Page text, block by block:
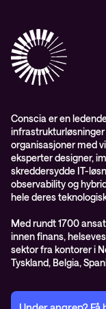
Conscia Education
Conscia er en
organisasjoner med
eksperter designer,
skreddersydde IT-
observability og
hele deres
Med rundt 1700
innen finans,
sektor fra kontorer i
Tyskland, Belgia,